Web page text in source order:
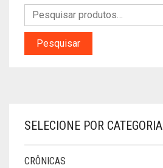
Pesquisar
SELECIONE POR CATEGORIA
CRÔNICAS